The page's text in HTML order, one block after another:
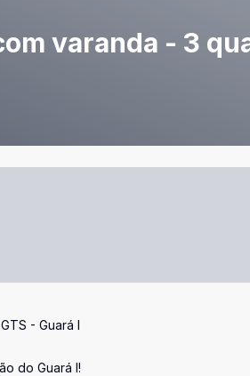
varanda - 3
- Guará I
do Guará I!